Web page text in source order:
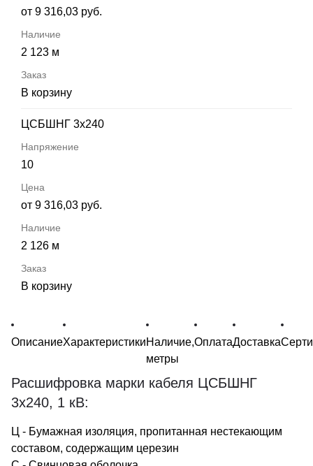
от 9 316,03 руб.
2 123 м
В корзину
ЦСБШНГ 3х240
10
от 9 316,03 руб.
2 126 м
В корзину
ОписаниеХарактеристикиНаличие,
метры
ОплатаДоставка
Расшифровка марки кабеля ЦСБШНГ
3х240, 1 кВ:
Ц - Бумажная изоляция, пропитанная нестекающим
составом, содержащим церезин